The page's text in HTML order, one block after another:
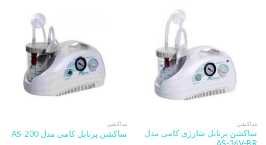
ساکشن
ساکشن پرتابل شارژی کامی مدل
ساکشن
ساکشن پرتابل کامی مدل AS-200